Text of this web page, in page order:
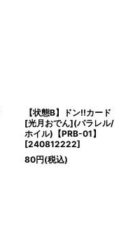
【状態B】ドン!!カード
[光月おでん](パラレル/
ホイル)【PRB-01】
[240812222]
80円(税込)